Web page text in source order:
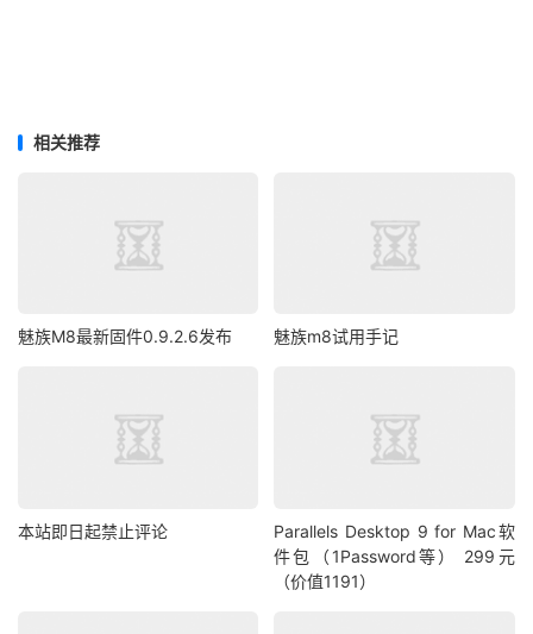
相关推荐
魅族M8最新固件0.9.2.6发布 魅族m8试用手记
本站即日起禁止评论
Parallels Desktop 9 for Mac软
件包（1Password等） 299元
（价值1191）